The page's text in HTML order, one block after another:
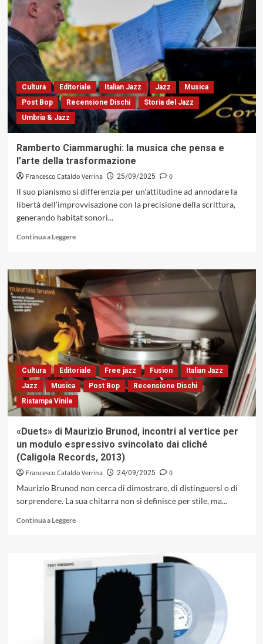
disincanti»
di
Armanda
Desidery,
tra
equilibrio
estetico
ed
escavazione
emozionale
(NoWords/SounfFly,
Cultura Editoriale Italian Jazz Jazz
Musica
Post Bop
Recensione Dischi
Storia del Jazz
Umbria & Jazz
Ramberto Ciammarughi: la musica che pensa e
l’arte della trasformazione
Francesco Cataldo Verrina 25/09/2025
0
Il suo pianismo si differenzia per un'attitudine ad annodare la
libertà dell’improvvisazione con la precisione della scrittura,
generando habitat sonori...
Continua a LeggereLeggi
su
Ramberto
Ciammarughi:
la
musica
che
pensa
e
l’arte
della
trasformazione
Cultura Editoriale Free jazz Fusion
Italian Jazz
Jazz
Musica Post Bop
Recensione Dischi
Ristampa Vinile
«Duets» di Maurizio Brunod, incontri al vertice per
un modulo espressivo svincolato dai cliché
(Caligola Records, 2013)
Francesco Cataldo Verrina 24/09/2025
0
Maurizio Brunod non cerca di dimostrare, di distinguersi o di
sorprendere. La sua chitarra non si definisce per stile, ma...
Continua a LeggereLeggi
«Duets»
Maurizio
Brunod,
incontri
vertice
per